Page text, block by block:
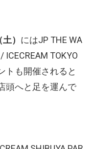
） にはJP THE WA
ICECREAM TOKYO
トも開催されると
頭へと足を運んで